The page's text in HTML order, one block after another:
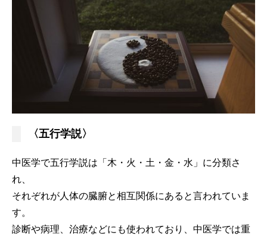
〈五行学説〉
中医学で五行学説は「木・火・土・金・水」に分類さ
れ、
それぞれが人体の臓腑と相互関係にあると言われていま
す。
診断や病理、治療などにも使われており、中医学では重